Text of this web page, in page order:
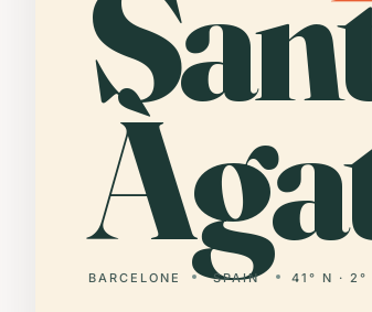
BARCELONE SPAIN 41° N · 2°